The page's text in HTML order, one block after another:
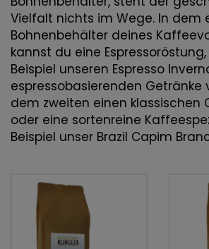
Vielfalt nichts im Wege. In dem
Bohnenbehälter deines
kannst du eine
Beispiel unseren Espresso
espressobasierenden Getränke
dem zweiten einen klassischen
oder eine sortenreine
Beispiel unser Brazil Capim